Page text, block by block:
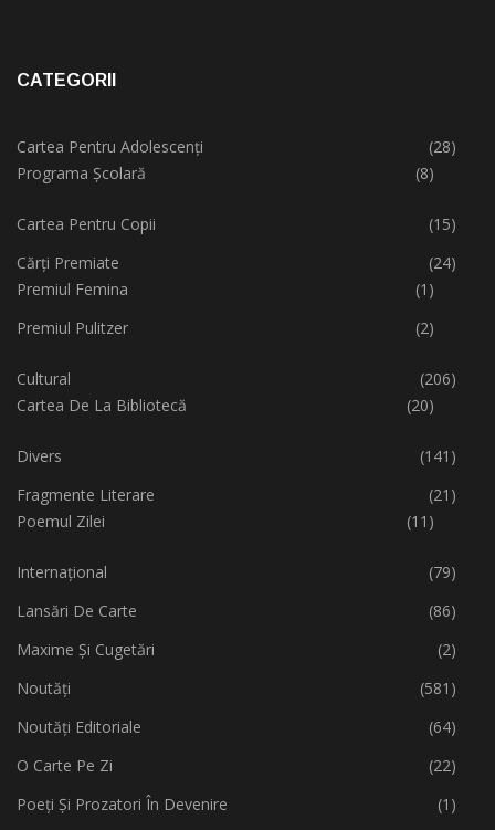
CATEGORII
Cartea Pentru Adolescenți
(28)
Programa Școlară
(8)
Cartea Pentru Copii
(15)
Cărți Premiate
(24)
Premiul Femina
(1)
Premiul Pulitzer
(2)
Cultural
(206)
Cartea De La Bibliotecă
(20)
Divers
(141)
Fragmente Literare
(21)
Poemul Zilei
(11)
Internațional
(79)
Lansări De Carte
(86)
Maxime Și Cugetări
(2)
Noutăți
(581)
Noutăți Editoriale
(64)
O Carte Pe Zi
(22)
Poeți Și Prozatori În Devenire
(1)